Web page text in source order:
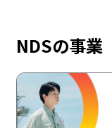
NDSの事業